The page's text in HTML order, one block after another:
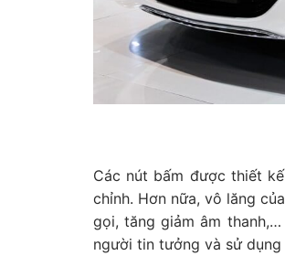
Các nút bấm được thiết
chỉnh. Hơn nữa, vô lăng
gọi, tăng giảm âm
người tin tưởng và sử dụng